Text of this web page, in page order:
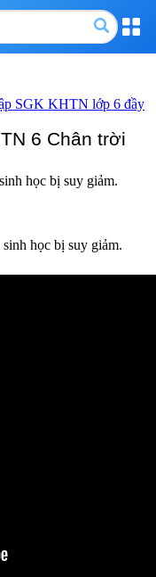
SGK KHTN lớp 6 đầy
6 Chân trời
học bị suy giảm.
học bị suy giảm.